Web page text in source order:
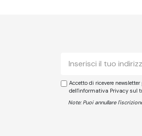
mail
Accetto di ricevere
dell'informativa Privacy sul
Note: Puoi annullare